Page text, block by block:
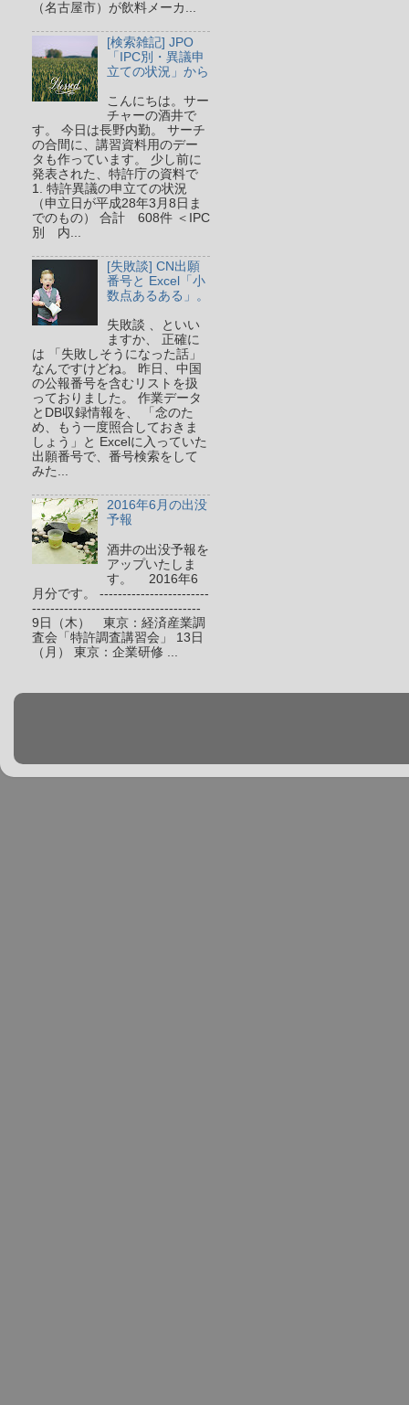
（名古屋市）が飲料メーカ...
[検索雑記] JPO
「IPC別・異議申
立ての状況」から
こんにちは。サー
チャーの酒井で
す。 今日は長野内勤。 サーチ
の合間に、講習資料用のデー
タも作っています。 少し前に
発表された、特許庁の資料で
1. 特許異議の申立ての状況
（申立日が平成28年3月8日ま
でのもの） 合計 608件 ＜IPC
別 内...
[失敗談] CN出願
番号と Excel「小
数点あるある」。
失敗談 、といい
ますか、 正確に
は 「失敗しそうになった話」
なんですけどね。 昨日、中国
の公報番号を含むリストを扱
っておりました。 作業データ
とDB収録情報を、 「念のた
め、もう一度照合しておきま
しょう」と Excelに入っていた
出願番号で、番号検索をして
みた...
2016年6月の出没
予報
酒井の出没予報を
アップいたしま
す。 2016年6
月分です。 ------------------------
-------------------------------------
9日（木） 東京：経済産業調
査会「特許調査講習会」 13日
（月） 東京：企業研修 ...